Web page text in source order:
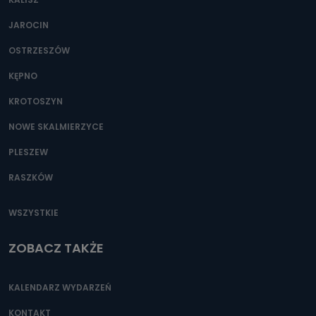
JAROCIN
OSTRZESZÓW
KĘPNO
KROTOSZYN
NOWE SKALMIERZYCE
PLESZEW
RASZKÓW
WSZYSTKIE
ZOBACZ TAKŻE
KALENDARZ WYDARZEŃ
KONTAKT